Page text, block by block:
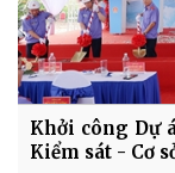
Khởi công Dự
Kiểm sát - Cơ